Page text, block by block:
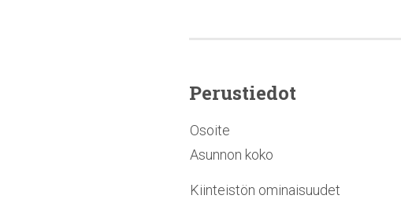
Perustiedot
Osoite
Asunnon koko
Kiinteistön ominaisuudet